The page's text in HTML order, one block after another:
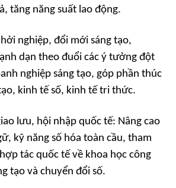
tăng năng suất lao động.
nghiệp, đổi mới sáng tạo,
dạn theo đuổi các ý tưởng đột
nghiệp sáng tạo, góp phần thúc
kinh tế số, kinh tế tri thức.
lưu, hội nhập quốc tế: Nâng cao
kỹ năng số hóa toàn cầu, tham
tác quốc tế về khoa học công
tạo và chuyển đổi số.